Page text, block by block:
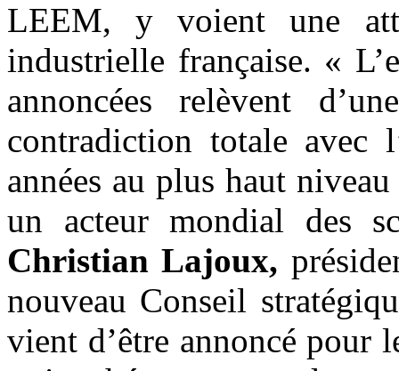
LEEM, y voient une
industrielle française. «
annoncées relèvent
contradiction totale avec
années au plus haut
un acteur mondial des
Christian Lajoux,
nouveau Conseil
vient d’être annoncé pour